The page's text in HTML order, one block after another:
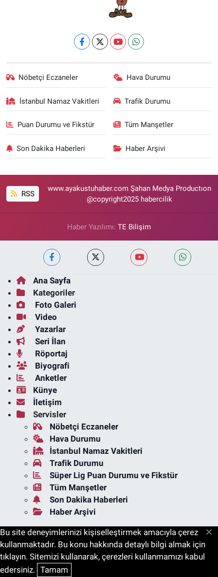
Nöbetçi Eczaneler Hava Durumu
İstanbul Namaz Vakitleri Trafik Durumu
Puan Durumu ve Fikstür Tüm Manşetler
Son Dakika Haberleri Haber Arşivi
RSS
www.ayakustuhaber.com Şahan Medya Productıon
@copyright2025 habercilik
Haber Yazılımı: TE Bilişim
Ana Sayfa
Kategoriler
Foto Galeri
Video
Yazarlar
Seri İlan
Röportaj
Biyografi
Anketler
Künye
İletişim
Servisler
Nöbetçi Eczaneler
Hava Durumu
İstanbul Namaz Vakitleri
Trafik Durumu
Süper Lig Puan Durumu ve Fikstür
Tüm Manşetler
Son Dakika Haberleri
Haber Arşivi
Bu site deneyimlerinizi kişiselleştirmek amacıyla çerez
kullanmaktadır. Bu konu hakkında detaylı bilgi almak için
tıklayın. Sitemizi kullanarak, çerezleri kullanmamızı kabul
edersiniz. Tamam